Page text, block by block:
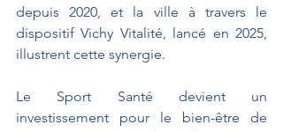
depuis 2020, et la ville à travers le
dispositif Vichy Vitalité, lancé en 2025,
illustrent cette synergie.
Le Sport Santé devient un
investissement pour le bien-être de